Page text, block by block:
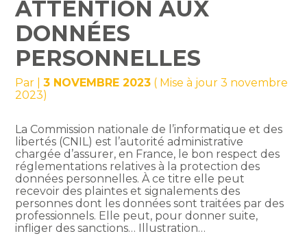
ATTENTION AUX
DONNÉES
PERSONNELLES
Par |3 NOVEMBRE 2023 ( Mise à jour 3 novembre
2023)
La Commission nationale de l’informatique et des
libertés (CNIL) est l’autorité administrative
chargée d’assurer, en France, le bon respect des
réglementations relatives à la protection des
données personnelles. À ce titre elle peut
recevoir des plaintes et signalements des
personnes dont les données sont traitées par des
professionnels. Elle peut, pour donner suite,
infliger des sanctions… Illustration…